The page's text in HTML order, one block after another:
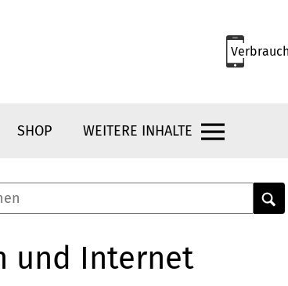
SHOP WEITERE INHALTE
und Internet